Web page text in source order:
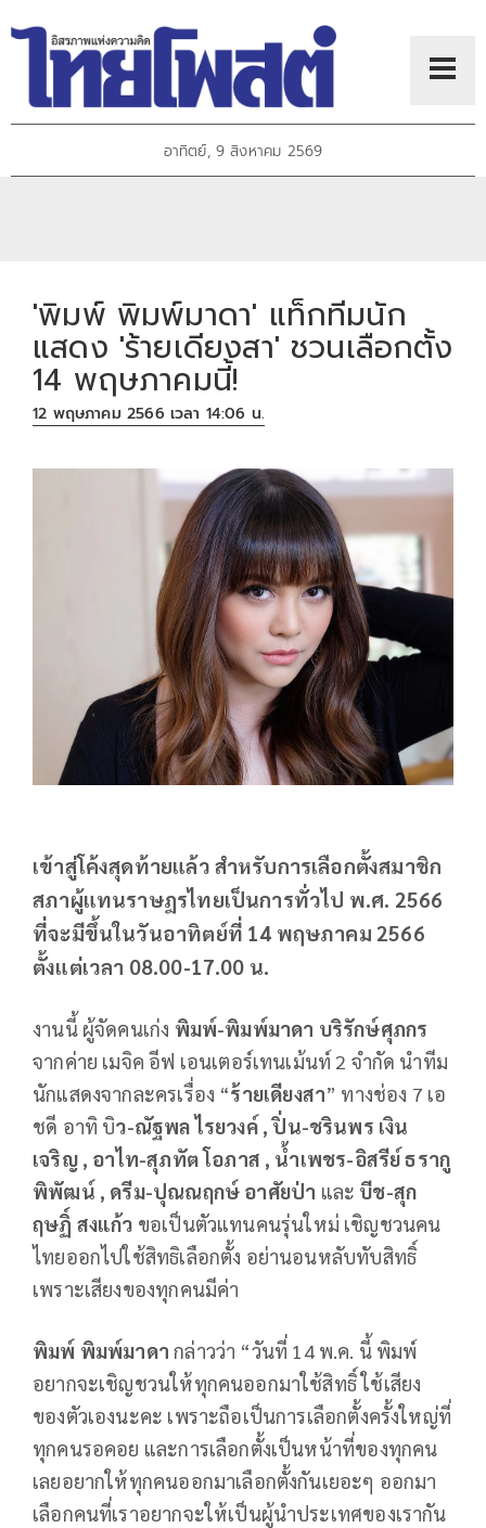
อาทิตย์, 9 สิงหาคม 2569
'พิมพ์ พิมพ์มาดา' แท็กทีมนัก
แสดง 'ร้ายเดียงสา' ชวนเลือกตั้ง
14 พฤษภาคมนี้!
12 พฤษภาคม 2566 เวลา 14:06 น.
เข้าสู่โค้งสุดท้ายแล้ว สำหรับการเลือกตั้งสมาชิก
สภาผู้แทนราษฎรไทยเป็นการทั่วไป พ.ศ. 2566
ที่จะมีขึ้นในวันอาทิตย์ที่ 14 พฤษภาคม 2566
ตั้งแต่เวลา 08.00-17.00 น.
งานนี้ ผู้จัดคนเก่ง พิมพ์-พิมพ์มาดา บริรักษ์ศุภกร
จากค่าย เมจิค อีฟ เอนเตอร์เทนเม้นท์ 2 จำกัด นำทีม
นักแสดงจากละครเรื่อง “ร้ายเดียงสา” ทางช่อง 7 เอ
ชดี อาทิ บิว-ณัฐพล ไรยวงค์ , ปิ่น-ชรินพร เงิน
เจริญ , อาไท-สุภทัต โอภาส , น้ำเพชร-อิสรีย์ ธรากู
พิพัฒน์ , ดรีม-ปุณณฤกษ์ อาศัยป่า และ บีช-สุก
ฤษฏิ์ สงแก้ว ขอเป็นตัวแทนคนรุ่นใหม่ เชิญชวนคน
ไทยออกไปใช้สิทธิเลือกตั้ง อย่านอนหลับทับสิทธิ์
เพราะเสียงของทุกคนมีค่า
พิมพ์ พิมพ์มาดา กล่าวว่า “วันที่ 14 พ.ค. นี้ พิมพ์
อยากจะเชิญชวนให้ทุกคนออกมาใช้สิทธิ์ ใช้เสียง
ของตัวเองนะคะ เพราะถือเป็นการเลือกตั้งครั้งใหญ่ที่
ทุกคนรอคอย และการเลือกตั้งเป็นหน้าที่ของทุกคน
เลยอยากให้ทุกคนออกมาเลือกตั้งกันเยอะๆ ออกมา
เลือกคนที่เราอยากจะให้เป็นผู้นำประเทศของเรากัน